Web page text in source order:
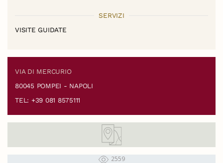
SERVIZI
VISITE GUIDATE
VIA DI MERCURIO
80045 POMPEI - NAPOLI
TEL: +39 081 8575111
2559